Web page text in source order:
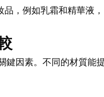
品，例如乳霜和精華液
鍵因素。不同的材質能